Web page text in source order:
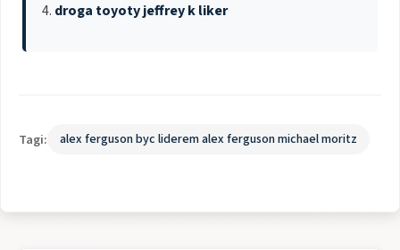
droga toyoty jeffrey k liker
Tagi: alex ferguson byc liderem alex ferguson michael moritz